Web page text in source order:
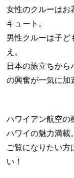
女性のクルーはお
キュート。
男性クルーは子ど
え。
日本の旅立ちか
の興奮が一気に
ハワイアン航空の
ハワイの魅力満載。
ご覧になりたい方
い！